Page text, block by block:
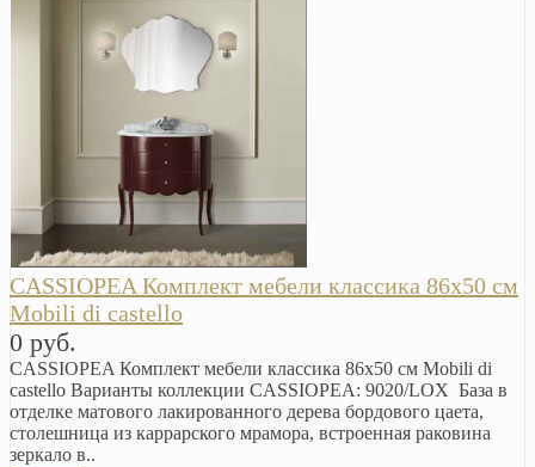
CASSIOPEA Комплект мебели классика 86х50 см
Mobili di castello
0 руб.
CASSIOPEA Комплект мебели классика 86х50 см Mobili di
castello Варианты коллекции CASSIOPEA: 9020/LOX База в
отделке матового лакированного дерева бордового цаета,
столешница из каррарского мрамора, встроенная раковина
зеркало в..